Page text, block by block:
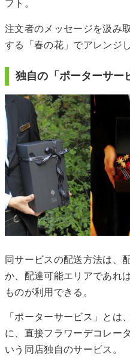
フト。
注文者のメッセージを汲み
する「春の花」でアレンジ
独自の「ポーターサー
同サービスの配送方法は、
か、配達可能エリアであれ
ものが利用できる。
「ポーターサービス」とは
に、直接フラワーデコレー
いう同店独自のサービス。